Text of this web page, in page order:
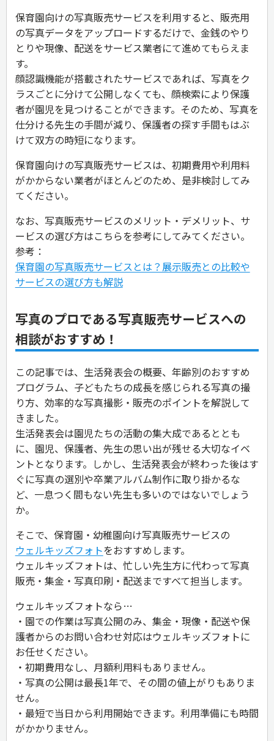
保育園向けの写真販売サービスを利用すると、販売用
の写真データをアップロードするだけで、金銭のやり
とりや現像、配送をサービス業者にて進めてもらえま
す。
顔認識機能が搭載されたサービスであれば、写真をク
ラスごとに分けて公開しなくても、顔検索により保護
者が園児を見つけることができます。そのため、写真を
仕分ける先生の手間が減り、保護者の探す手間もはぶ
けて双方の時短になります。
保育園向けの写真販売サービスは、初期費用や利用料
がかからない業者がほとんどのため、是非検討してみ
てください。
なお、写真販売サービスのメリット・デメリット、サ
ービスの選び方はこちらを参考にしてみてください。
参考：
保育園の写真販売サービスとは？展示販売との比較や
サービスの選び方も解説
写真のプロである写真販売サービスへの
相談がおすすめ！
この記事では、生活発表会の概要、年齢別のおすすめ
プログラム、子どもたちの成長を感じられる写真の撮
り方、効率的な写真撮影・販売のポイントを解説して
きました。
生活発表会は園児たちの活動の集大成であるととも
に、園児、保護者、先生の思い出が残せる大切なイベ
ントとなります。しかし、生活発表会が終わった後はす
ぐに写真の選別や卒業アルバム制作に取り掛かるな
ど、一息つく間もない先生も多いのではないでしょう
か。
そこで、保育園・幼稚園向け写真販売サービスの
ウェルキッズフォトをおすすめします。
ウェルキッズフォトは、忙しい先生方に代わって写真
販売・集金・写真印刷・配送まですべて担当します。
ウェルキッズフォトなら…
・園での作業は写真公開のみ、集金・現像・配送や保
護者からのお問い合わせ対応はウェルキッズフォトに
お任せください。
・初期費用なし、月額利用料もありません。
・写真の公開は最長1年で、その間の値上がりもありま
せん。
・最短で当日から利用開始できます。利用準備にも時間
がかかりません。